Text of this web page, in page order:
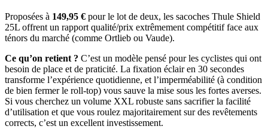
Proposées à 149,95 € pour le lot de deux, les sacoches Thule Shield
25L offrent un rapport qualité/prix extrêmement compétitif face aux
ténors du marché (comme Ortlieb ou Vaude).
Ce qu’on retient ? C’est un modèle pensé pour les cyclistes qui ont
besoin de place et de praticité. La fixation éclair en 30 secondes
transforme l’expérience quotidienne, et l’imperméabilité (à condition
de bien fermer le roll-top) vous sauve la mise sous les fortes averses.
Si vous cherchez un volume XXL robuste sans sacrifier la facilité
d’utilisation et que vous roulez majoritairement sur des revêtements
corrects, c’est un excellent investissement.